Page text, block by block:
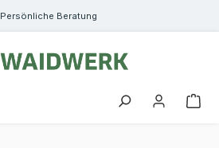
Persönliche Beratung